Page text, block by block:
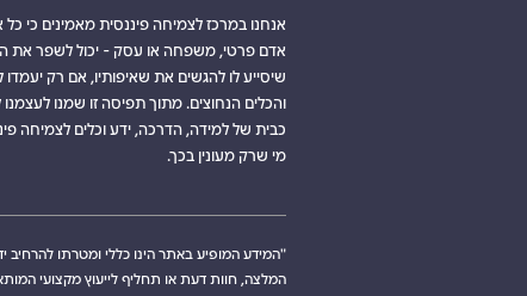
אנחנו במרכז לצמיחה פיננסית מאמינים כי
אדם פרטי, משפחה או עסק - יכול לשפר את
שיסייע לו להגשים את שאיפותיו, אם רק יעמדו
והכלים הנחוצים. מתוך תפיסה זו שמנו
כבית של למידה, הדרכה, ידע וכלים לצמיחה
מי שרק מעונין בכך.
"המידע המופיע באתר הינו כללי ומטרתו להרחיב
המלצה, חוות דעת או תחליף לייעוץ מקצועי